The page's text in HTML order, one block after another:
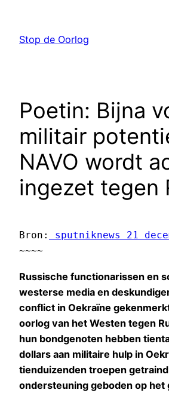
Stop de Oorlog
Poetin: Bijna
militair
NAVO wordt
ingezet tegen
Bron:
~~~~
Russische functionarissen en
westerse media en
conflict in Oekraïne
oorlog van het Westen tegen
hun bondgenoten hebben
dollars aan militaire hulp in
tienduizenden troepen
ondersteuning geboden op het